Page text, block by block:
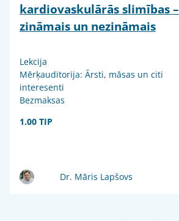
kardiovaskulārās slimības –
zināmais un nezināmais
Lekcija
Mērķauditorija: Ārsti, māsas un citi
interesenti
Bezmaksas
1.00 TIP
Dr. Māris Lapšovs